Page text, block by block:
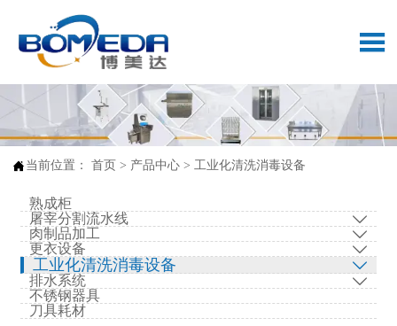

 当前位置： 首页 > 产品中心 > 工业化清洗消毒设备
熟成柜
屠宰分割流水线

肉制品加工 
更衣设备 
工业化清洗消毒设备 
排水系统 
不锈钢器具
刀具耗材